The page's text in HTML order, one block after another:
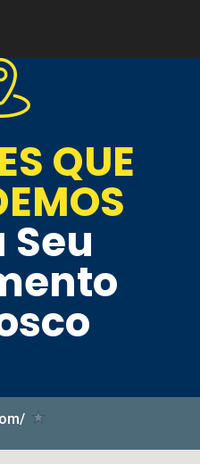
QUE
Seu